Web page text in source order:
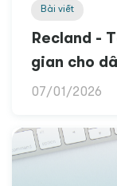
Bài viết
Recland -
gian cho
07/01/2026